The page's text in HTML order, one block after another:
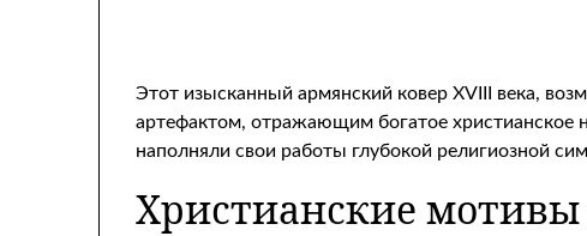
Этот изысканный армянский ковер XVIII века,
артефактом, отражающим богатое христианское
наполняли свои работы глубокой религиозной
Христианские